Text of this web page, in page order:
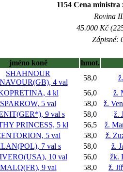
1154 Cena
Rovina
45.000 Kč
Zápisné:
jméno koně
hmot.
SHAHNOUR
4 val
58,0
4 kl 56,0
ž.
SPARROW, 5 val 58,0
ž.
9 val s 58,0
ž.
PRINCESS, 5 kl 56,5
ž.
5 val 58,0
ž.
7 val s 58,0
ž.
10 val 56,0
žk.
MALQ(FR), 9 val 58,0
ž.